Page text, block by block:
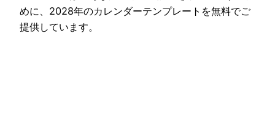
めに、2028年のカレンダーテンプレートを無料でご
提供しています。